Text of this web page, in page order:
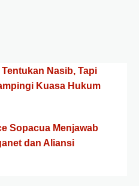
Nasib, Tapi
Kuasa Hukum
Sopacua Menjawab
dan Aliansi